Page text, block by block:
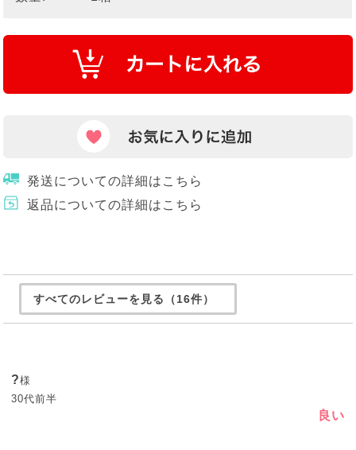
発送についての詳細はこちら
返品についての詳細はこちら
すべてのレビューを見る（16件）
?様
30代前半
良い